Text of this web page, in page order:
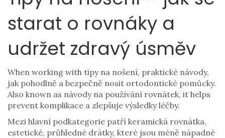
starat o rovnáky a
udržet zdravý úsměv
When working with tipy na nošení, praktické návody,
jak pohodlně a bezpečně nosit ortodontické pomůcky.
Also known as návody na používání rovnátek, it helps
prevent komplikace a zlepšuje výsledky léčby.
Mezi hlavní podkategorie patří keramická rovnátka,
estetické, průhledné drátky, které jsou méně nápadné